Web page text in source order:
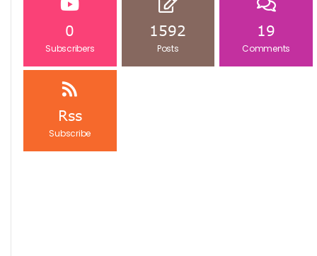
0
Subscribers
1592
Posts
19
Comments
Rss
Subscribe